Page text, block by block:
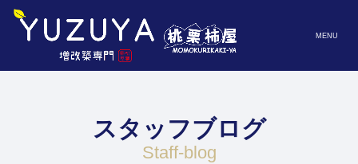
MENU
スタッフブログ
staff-blog